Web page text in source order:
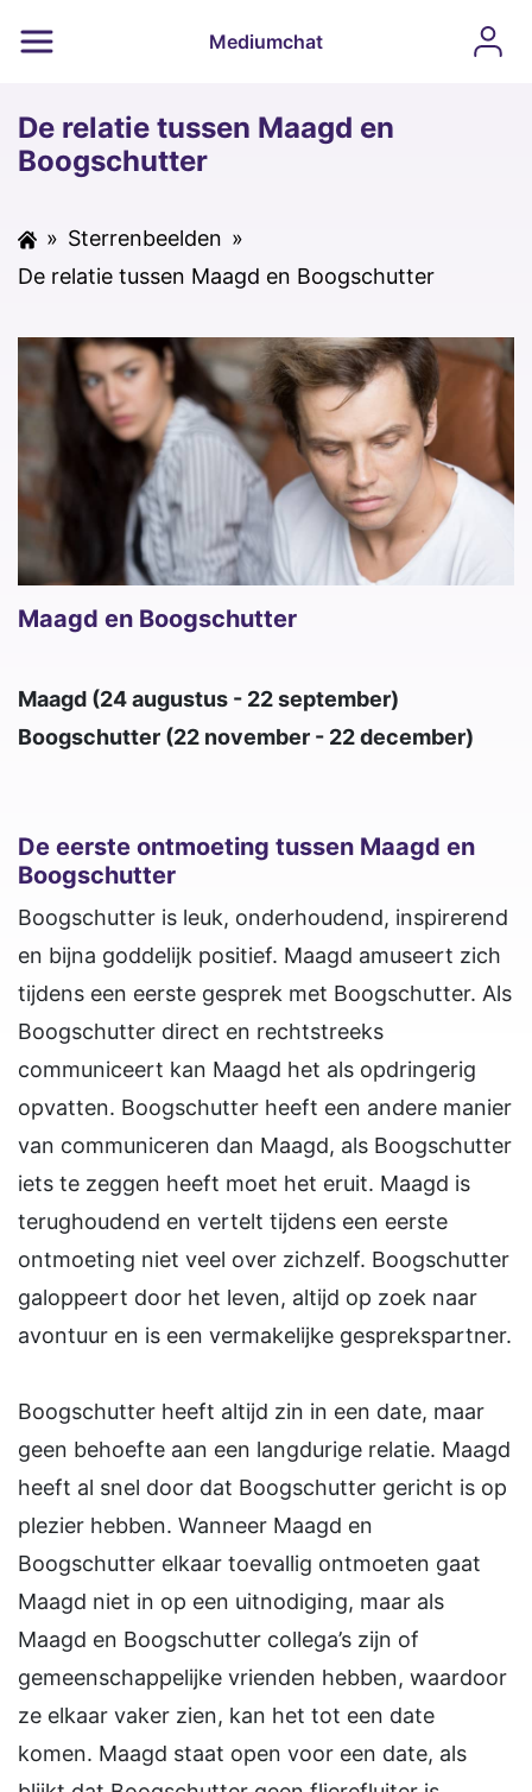
Mediumchat
De relatie tussen Maagd en
Boogschutter
» Sterrenbeelden »
De relatie tussen Maagd en Boogschutter
Maagd en Boogschutter
Maagd (24 augustus - 22 september)
Boogschutter (22 november - 22 december)
De eerste ontmoeting tussen Maagd en
Boogschutter
Boogschutter is leuk, onderhoudend, inspirerend
en bijna goddelijk positief. Maagd amuseert zich
tijdens een eerste gesprek met Boogschutter. Als
Boogschutter direct en rechtstreeks
communiceert kan Maagd het als opdringerig
opvatten. Boogschutter heeft een andere manier
van communiceren dan Maagd, als Boogschutter
iets te zeggen heeft moet het eruit. Maagd is
terughoudend en vertelt tijdens een eerste
ontmoeting niet veel over zichzelf. Boogschutter
galoppeert door het leven, altijd op zoek naar
avontuur en is een vermakelijke gesprekspartner.
Boogschutter heeft altijd zin in een date, maar
geen behoefte aan een langdurige relatie. Maagd
heeft al snel door dat Boogschutter gericht is op
plezier hebben. Wanneer Maagd en
Boogschutter elkaar toevallig ontmoeten gaat
Maagd niet in op een uitnodiging, maar als
Maagd en Boogschutter collega’s zijn of
gemeenschappelijke vrienden hebben, waardoor
ze elkaar vaker zien, kan het tot een date
komen. Maagd staat open voor een date, als